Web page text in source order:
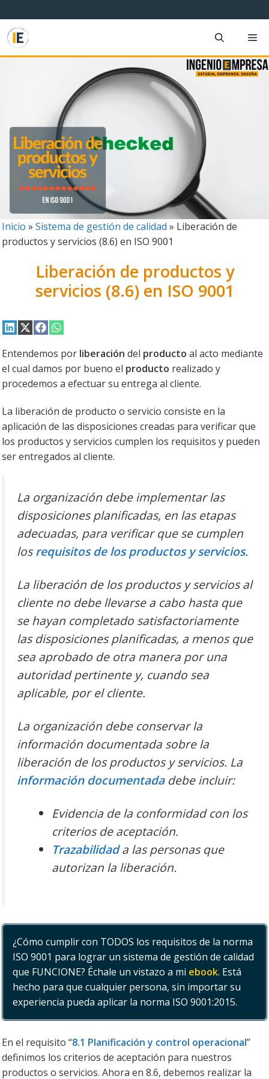
al
contenido
Inicio » Sistema de gestión de calidad » Liberación de
productos y servicios (8.6) en ISO 9001
Liberación de productos y
servicios (8.6) en ISO 9001
Compartir
LinkedIn
Compartir
X
(Twitter)
Compartir
Facebook
Compartir
WhatsApp
Entendemos por liberación del producto al acto mediante
el cual damos por bueno el producto realizado y
procedemos a efectuar su entrega al cliente.
La liberación de producto o servicio consiste en la
aplicación de las disposiciones creadas para verificar que
los productos y servicios cumplen los requisitos y pueden
ser entregados al cliente.
La organización debe implementar las
disposiciones planificadas, en las etapas
adecuadas, para verificar que se cumplen
losrequisitos de los productos y servicios.
La liberación de los productos y servicios al
cliente no debe llevarse a cabo hasta que
se hayan completado satisfactoriamente
las disposiciones planificadas, a menos que
sea aprobado de otra manera por una
autoridad pertinente y, cuando sea
aplicable, por el cliente.
La organización debe conservar la
información documentada sobre la
liberación de los productos y servicios. La
información documentadadebe incluir:
Evidencia de la conformidad con los
criterios de aceptación.
Trazabilidada las personas que
autorizan la liberación.
¿Cómo cumplir con TODOS los requisitos de la norma
ISO 9001 para lograr un sistema de gestión de calidad
que FUNCIONE? Échale un vistazo a mi ebook. Está
hecho para que cualquier persona, sin importar su
experiencia pueda aplicar la norma ISO 9001:2015.
En el requisito “8.1 Planificación y control operacional”
definimos los criterios de aceptación para nuestros
productos o servicios. Ahora en 8.6, debemos realizar la